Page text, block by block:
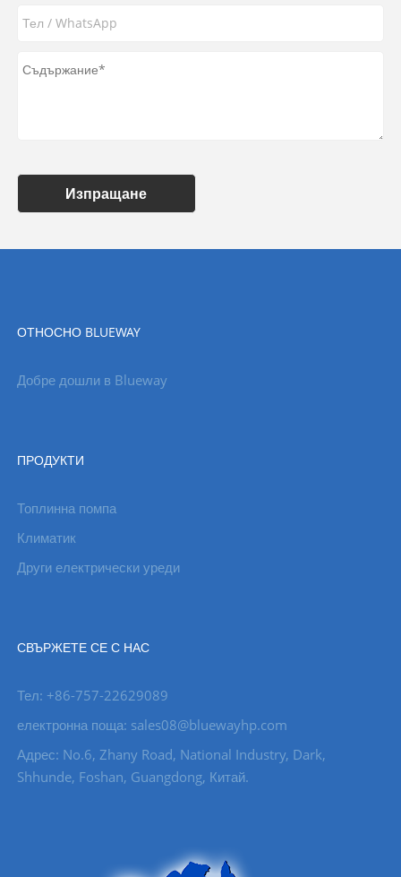
Изпращане
ОТНОСНО BLUEWAY
Добре дошли в Blueway
ПРОДУКТИ
Топлинна помпа
Климатик
Други електрически уреди
СВЪРЖЕТЕ СЕ С НАС
Тел: +86-757-22629089
електронна поща: sales08@bluewayhp.com
Адрес: No.6, Zhany Road, National Industry, Dark,
Shhunde, Foshan, Guangdong, Китай.